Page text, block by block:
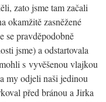
zato jsme tam začali
okamžitě zasněžené
se pravděpodobně
jsme) a odstartovala
s vyvěšenou vlajkou
my odjeli naši jedinou
před bránou a Jirka